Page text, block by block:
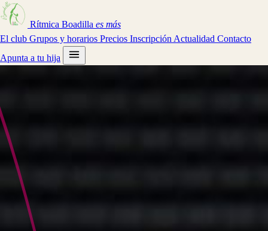
Rítmica Boadilla es más
El club Grupos y horarios Precios Inscripción Actualidad Contacto
Apunta a tu hija